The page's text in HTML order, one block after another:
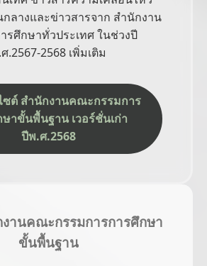
ลางและข่าวสารจาก สำนักงาน
รศึกษาทั่วประเทศ ในช่วงปี
.2567-2568 เพิ่มเติม
ซต์ สำนักงานคณะกรรมการ
าขั้นพื้นฐาน เวอร์ชั่นเก่า
ปีพ.ศ.2568
านคณะกรรมการการศึกษา
ขั้นพื้นฐาน